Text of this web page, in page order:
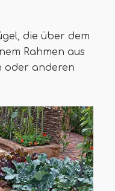
die über dem
Rahmen aus
oder anderen